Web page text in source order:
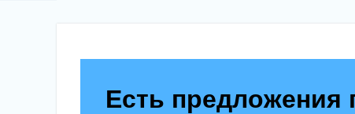
Есть предложения